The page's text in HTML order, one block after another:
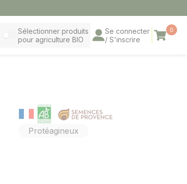
Sélectionner produits
pour agriculture BIO
Se connecter
/ S'inscrire
0
Panier
Protéagineux